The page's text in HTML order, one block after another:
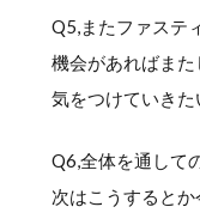
Q5,またファステ
機会があればま
気をつけていきた
Q6,全体を通して
次はこうするとか